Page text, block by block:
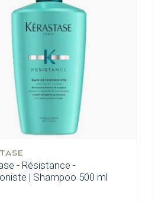
- Résistance -
| Shampoo 500 ml